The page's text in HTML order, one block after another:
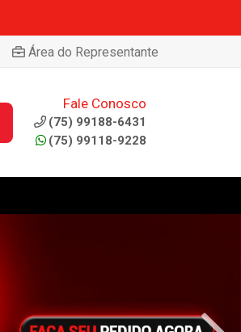
Área do Representante
Fale Conosco
(75) 99188-6431
(75) 99118-9228